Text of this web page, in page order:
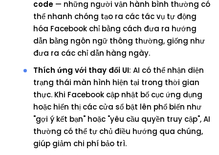
code — những người vận hành bình thường có
thể nhanh chóng tạo ra các tác vụ tự động
hóa Facebook chỉ bằng cách đưa ra hướng
dẫn bằng ngôn ngữ thông thường, giống như
đưa ra các chỉ dẫn hàng ngày.
Thích ứng với thay đổi UI: AI có thể nhận diện
trạng thái màn hình hiện tại trong thời gian
thực. Khi Facebook cập nhật bố cục ứng dụng
hoặc hiển thị các cửa sổ bật lên phổ biến như
"gợi ý kết bạn" hoặc "yêu cầu quyền truy cập", AI
thường có thể tự chủ điều hướng qua chúng,
giúp giảm chi phí bảo trì.